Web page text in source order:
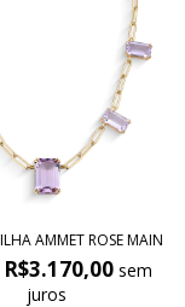
AMMET ROSE MAIN
R$3.170,00sem
juros